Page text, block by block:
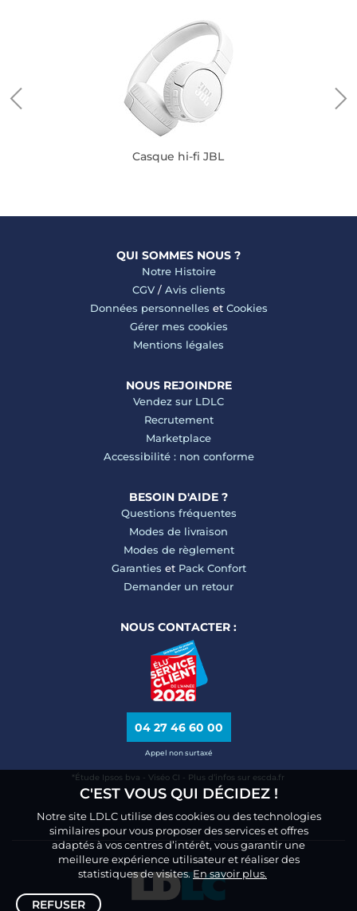
Casque hi-fi JBL
QUI SOMMES NOUS ?
Notre Histoire
CGV/ Avis clients
Données personnelles et Cookies
Gérer mes cookies
Mentions légales
NOUS REJOINDRE
Vendez sur LDLC
Recrutement
Marketplace
Accessibilité : non conforme
BESOIN D'AIDE ?
Questions fréquentes
Modes de livraison
Modes de règlement
Garanties et Pack Confort
Demander un retour
NOUS CONTACTER :
04 27 46 60 00
Appel non surtaxé
*Étude Ipsos bva - Viséo CI - Plus d’infos sur escda.fr
C'EST VOUS QUI DÉCIDEZ !
Notre site LDLC utilise des cookies ou des technologies
similaires pour vous proposer des services et offres
adaptés à vos centres d’intérêt, vous garantir une
meilleure expérience utilisateur et réaliser des
statistiques de visites.En savoir plus.
REFUSER